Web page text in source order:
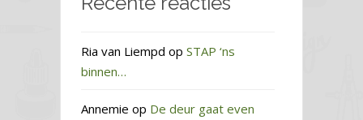
Ria van Liempd op STAP ‘ns
binnen…
Annemie op De deur gaat even